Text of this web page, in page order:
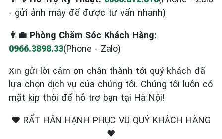
- gửi ảnh máy để được tư vấn nhanh)
👨‍💼 Phòng Chăm Sóc Khách Hàng:
0966.3898.33(Phone - Zalo)
Xin gửi lời cảm ơn chân thành tới quý khách đã
lựa chọn dịch vụ của chúng tôi. Chúng tôi luôn có
mặt kịp thời để hỗ trợ bạn tại Hà Nội!
❤️ RẤT HÂN HẠNH PHỤC VỤ QUÝ KHÁCH HÀNG
❤️